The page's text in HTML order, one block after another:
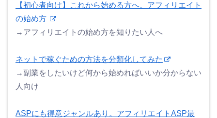
【初心者向け】これから始める方へ。アフィリエイト
の始め方
→アフィリエイトの始め方を知りたい人へ
ネットで稼ぐための方法を分類化してみた
→副業をしたいけど何から始めればいいか分からない
人向け
ASPにも得意ジャンルあり。アフィリエイトASP最